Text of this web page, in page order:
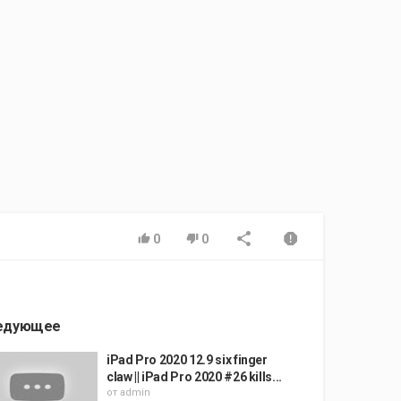
0 0
iPad Pro 2020 12.9 six finger
claw || iPad Pro 2020 #26 kills...
от admin